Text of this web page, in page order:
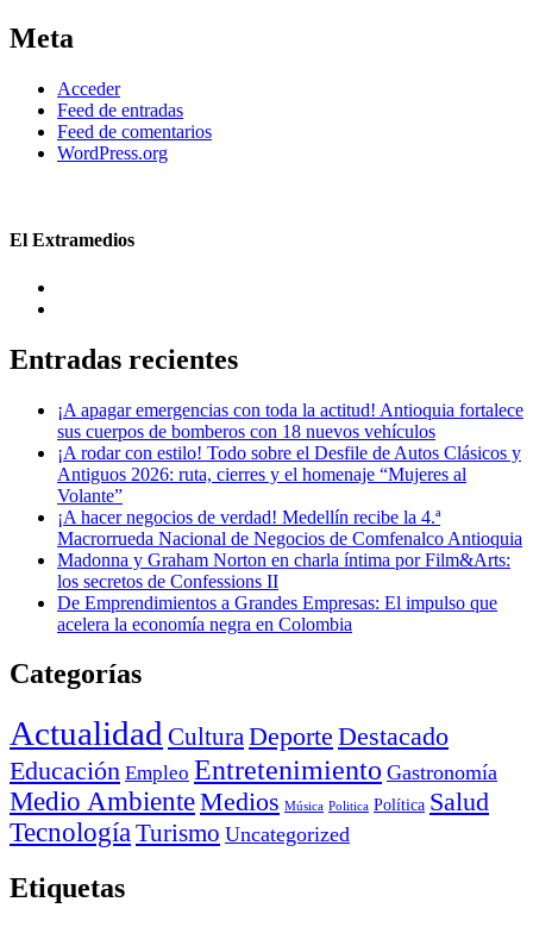
Meta
Acceder
Feed de entradas
Feed de comentarios
WordPress.org
El Extramedios
Entradas recientes
¡A apagar emergencias con toda la actitud! Antioquia fortalece
sus cuerpos de bomberos con 18 nuevos vehículos
¡A rodar con estilo! Todo sobre el Desfile de Autos Clásicos y
Antiguos 2026: ruta, cierres y el homenaje “Mujeres al
Volante”
¡A hacer negocios de verdad! Medellín recibe la 4.ª
Macrorrueda Nacional de Negocios de Comfenalco Antioquia
Madonna y Graham Norton en charla íntima por Film&Arts:
los secretos de Confessions II
De Emprendimientos a Grandes Empresas: El impulso que
acelera la economía negra en Colombia
Categorías
Actualidad CulturaDeporte Destacado
Educación Empleo Entretenimiento Gastronomía
Medio AmbienteMedios Música Politica Política Salud
TecnologíaTurismo Uncategorized
Etiquetas